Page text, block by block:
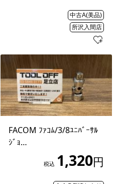
中古A(美品)
所沢入間店
FACOM ﾌｧｺﾑ/3/8ﾕﾆﾊﾞｰｻﾙ
ｼﾞｮ…
税込 1,320円